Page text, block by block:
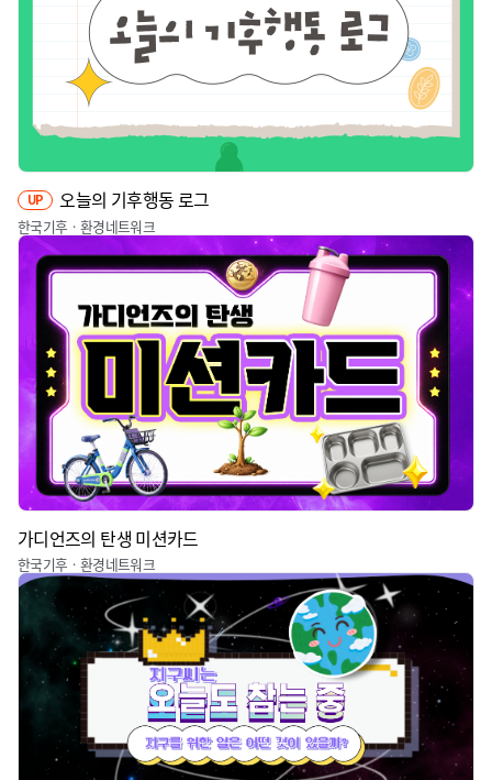
기타
UP 오늘의 기후행동 로그
한국기후ㆍ환경네트워크
가디언즈의 탄생 미션카드
한국기후ㆍ환경네트워크